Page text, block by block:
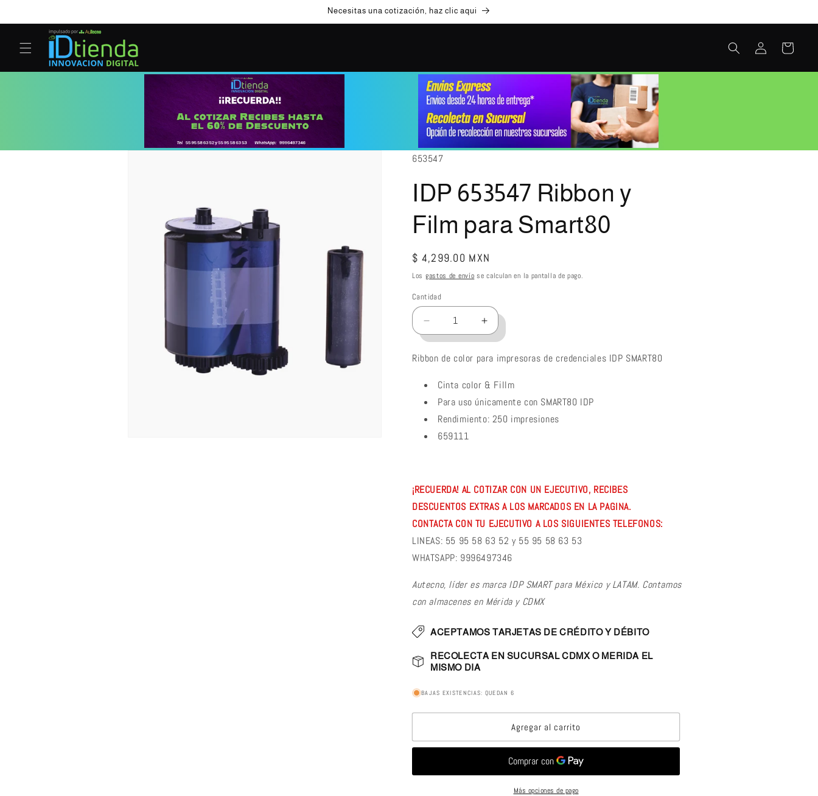
al contenido
Necesitas una cotización, haz clic aqui
sesión
Carrito
directamente
SKU:
653547
IDP 653547 Ribbon y
Film para Smart80
Precio
habitual
$ 4,299.00 MXN
Los gastos de envío se calculan en la pantalla de pago.
Cantidad
Reducir
cantidad
para
IDP
Ribbon
y
Film
Smart80
Aumentar
cantidad
para
IDP
Ribbon
y
Film
Ribbon de color para impresoras de credenciales IDP SMART80
Cinta color & Fillm
Para uso únicamente con SMART80 IDP
Rendimiento: 250 impresiones
659111
¡RECUERDA! AL COTIZAR CON UN EJECUTIVO, RECIBES
DESCUENTOS EXTRAS A LOS MARCADOS EN LA PAGINA.
CONTACTA CON TU EJECUTIVO A LOS SIGUIENTES TELEFONOS:
LINEAS: 55 95 58 63 52 y 55 95 58 63 53
WHATSAPP: 9996497346
Autecno, líder es marca IDP SMART para México y LATAM. Contamos
con almacenes en Mérida y CDMX
ACEPTAMOS TARJETAS DE CRÉDITO Y DÉBITO
RECOLECTA EN SUCURSAL CDMX O MERIDA EL
MISMO DIA
BAJAS EXISTENCIAS: QUEDAN 6
Agregar al carrito
Más opciones de pago